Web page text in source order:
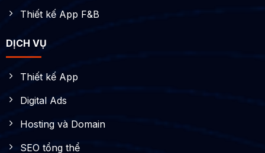
Thiết kế App F&B
DỊCH VỤ
Thiết kế App
Digital Ads
Hosting và Domain
SEO tổng thể